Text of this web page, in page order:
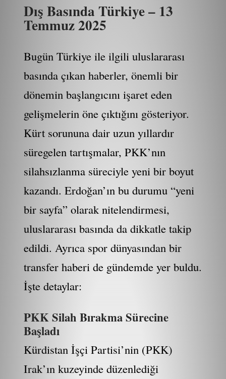
Dış Basında Türkiye – 13
Temmuz 2025
Bugün Türkiye ile ilgili uluslararası
basında çıkan haberler, önemli bir
dönemin başlangıcını işaret eden
gelişmelerin öne çıktığını gösteriyor.
Kürt sorununa dair uzun yıllardır
süregelen tartışmalar, PKK’nın
silahsızlanma süreciyle yeni bir boyut
kazandı. Erdoğan’ın bu durumu “yeni
bir sayfa” olarak nitelendirmesi,
uluslararası basında da dikkatle takip
edildi. Ayrıca spor dünyasından bir
transfer haberi de gündemde yer buldu.
İşte detaylar:
PKK Silah Bırakma Sürecine
Başladı
Kürdistan İşçi Partisi’nin (PKK)
Irak’ın kuzeyinde düzenlediği